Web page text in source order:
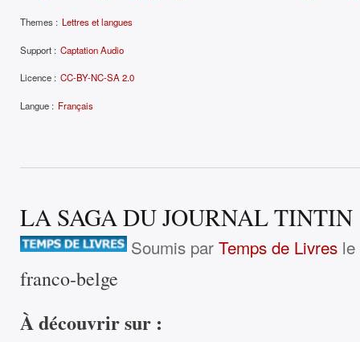
Themes : Lettres et langues
Support : Captation Audio
Licence : CC-BY-NC-SA 2.0
Langue : Français
LA SAGA DU JOURNAL TINTIN
Soumis parTemps de Livres
franco-belge
À découvrir sur :